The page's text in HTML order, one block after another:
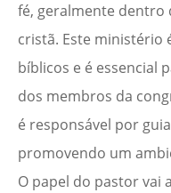
fé, geralmente dentro
cristã. Este ministério
bíblicos e é essencial
dos membros da
é responsável por
promovendo um
O papel do pastor vai